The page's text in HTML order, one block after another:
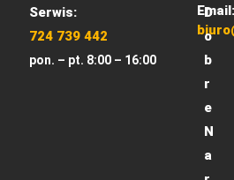
Serwis:
724 739 442
pon. – pt. 8:00 – 16:00
Email:
D
o
b
r
e
N
a